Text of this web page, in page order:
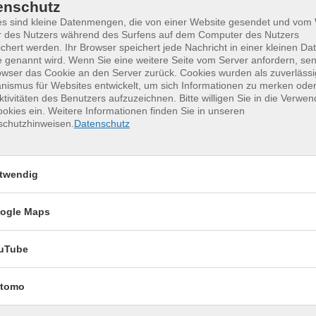
für unvergessliche
17
Aug.
Keramik kennenlernen
VHS, Annenstr. 10
sind kleine Datenmengen, die von einer Website gesendet und vom
des Nutzers während des Surfens auf dem Computer des Nutzers
werden. Ihr Browser speichert jede Nachricht in einer kleinen
genannt wird. Wenn Sie eine weitere Seite vom Server anfordern,
das Cookie an den Server zurück. Cookies wurden als
für Websites entwickelt, um sich Informationen zu merken
des Benutzers aufzuzeichnen. Bitte willigen Sie in die
ein. Weitere Informationen finden Sie in unseren
Datenschutz
Maps